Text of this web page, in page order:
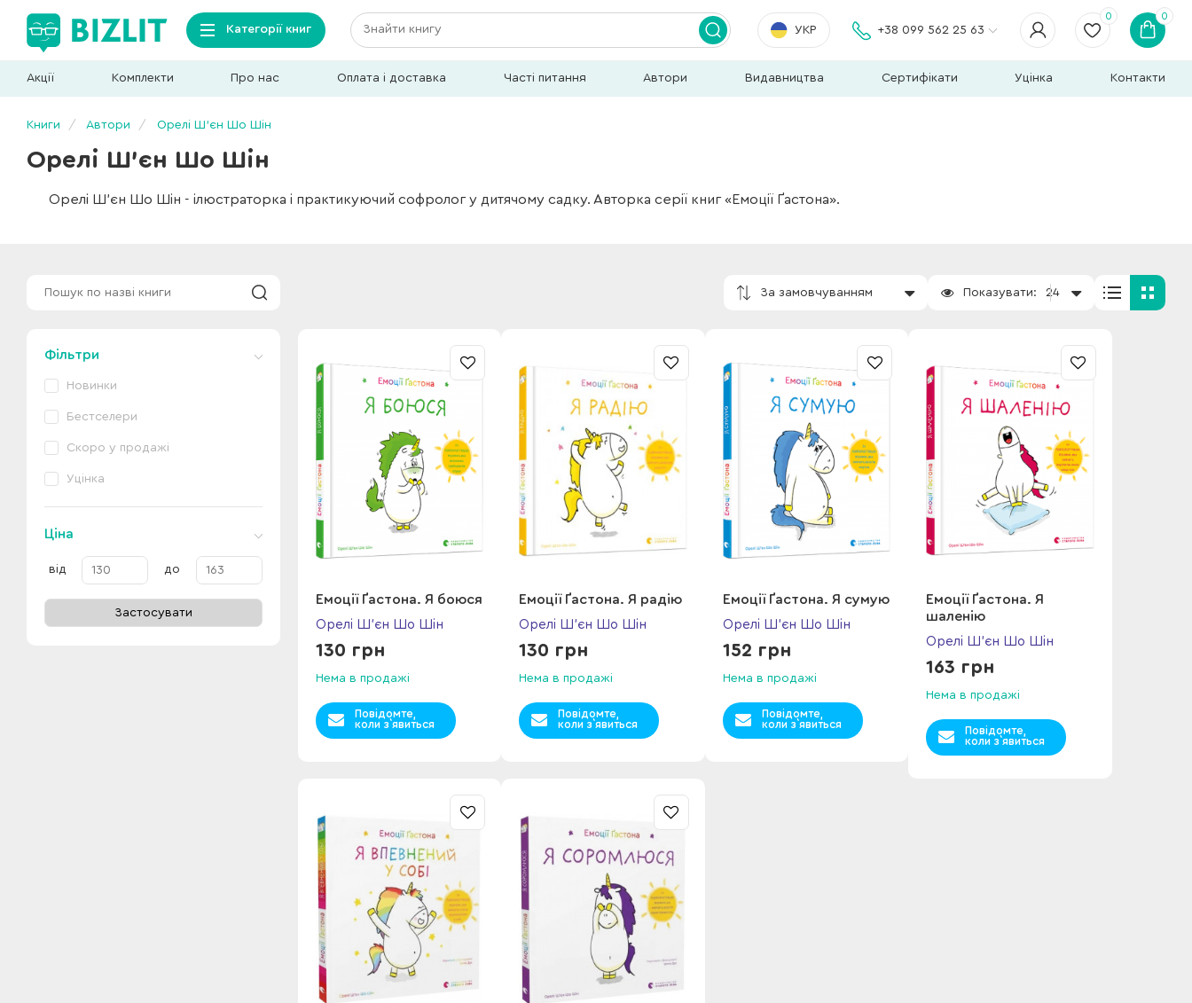
Категорії книг УКР +38 099 562 25 63
0 0
Акції Комплекти Про нас Оплата і доставка Часті питання Автори Видавництва Сертифікати Уцінка Контакти
Книги Автори Орелі Ш’єн Шо Шін
Орелі Ш’єн Шо Шін
Орелі Ш’єн Шо Шін - ілюстраторка і практикуючий софролог у дитячому садку. Авторка серії книг «Емоції Ґастона».
За замовчуванням Показувати: 24
Фільтри
Новинки
Бестселери
Скоро у продажі
Уцінка
Ціна
від до
Застосувати
Емоції Ґастона. Я боюся
Орелі Ш’єн Шо Шін
130 грн
Нема в продажі
Повідомте,
коли з`явиться
Емоції Ґастона. Я радію
Орелі Ш’єн Шо Шін
130 грн
Нема в продажі
Повідомте,
коли з`явиться
Емоції Ґастона. Я сумую
Орелі Ш’єн Шо Шін
152 грн
Нема в продажі
Повідомте,
коли з`явиться
Емоції Ґастона. Я
шаленію
Орелі Ш’єн Шо Шін
163 грн
Нема в продажі
Повідомте,
коли з`явиться